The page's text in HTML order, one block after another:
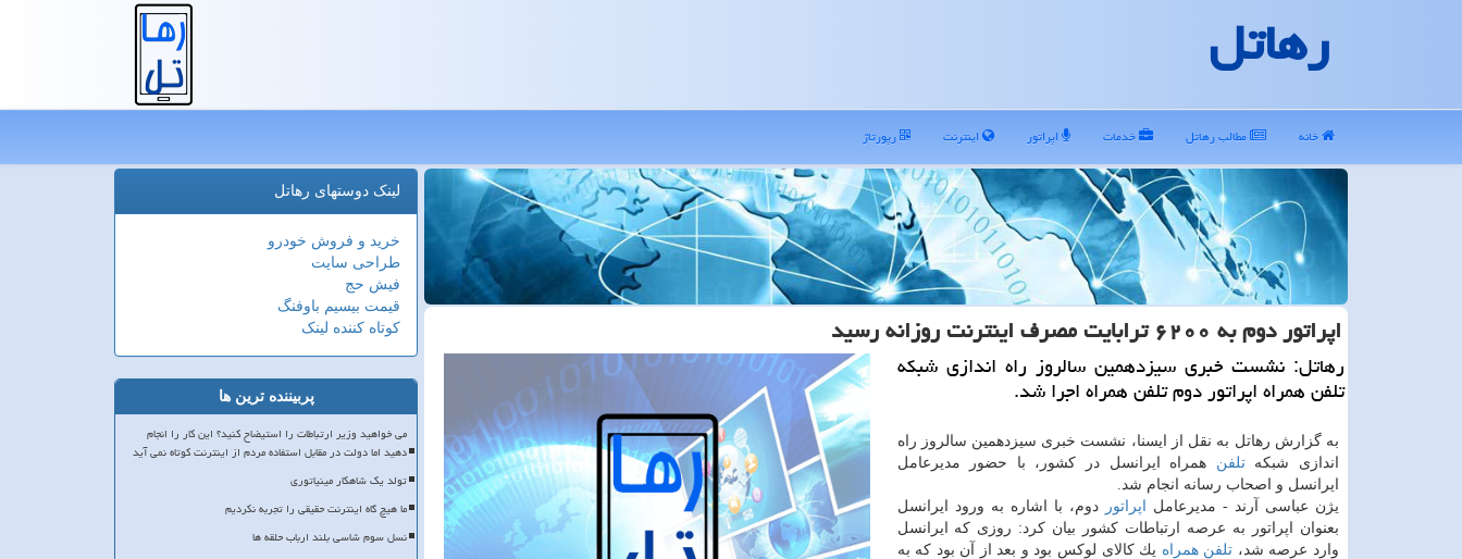
رهاتل
خانه مطالب رهاتل خدمات اپراتور اینترنت رپورتاژ
اپراتور دوم به ۶۲۰۰ ترابایت مصرف اینترنت روزانه رسید
رهاتل: نشست خبری سیزدهمین سالروز راه اندازی شبكه
تلفن همراه اپراتور دوم تلفن همراه اجرا شد.
به گزارش رهاتل به نقل از ایسنا، نشست خبری سیزدهمین سالروز راه
اندازی شبكهتلفن همراه ایرانسل در كشور، با حضور مدیرعامل
ایرانسل و اصحاب رسانه انجام شد.
یژن عباسی آرند - مدیرعامل
اپراتور
دوم، با اشاره به ورود ایرانسل
بعنوان اپراتور به عرصه ارتباطات كشور بیان كرد: روزی كه ایرانسل
وارد عرصه شد، تلفن همراه یك كالای لوكس بود و بعد از آن بود كه به
لینک دوستهای رهاتل
خرید و فروش خودرو
طراحی سایت
فیش حج
قیمت بیسیم باوفنگ
کوتاه کننده لینک
پربیننده ترین ها
می خواهید وزیر ارتباطات را استیضاح کنید؟ این کار را انجام
دهید اما دولت در مقابل استفاده مردم از اینترنت کوتاه نمی آید
تولد یک شاهکار مینیاتوری
ما هیچ گاه اینترنت حقیقی را تجربه نکردیم
نسل سوم شاسی بلند ارباب حلقه ها